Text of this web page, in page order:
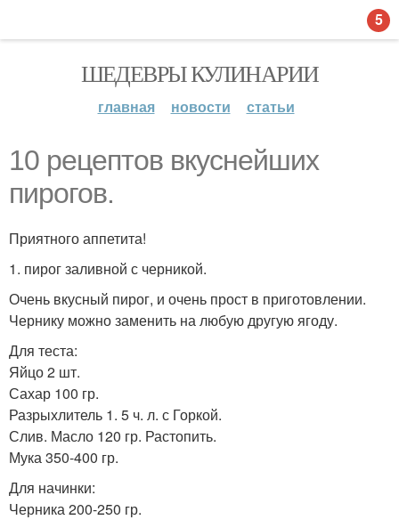
ШЕДЕВРЫ КУЛИНАРИИ
главная новости статьи
10 рецептов вкуснейших
пирогов.
Приятного аппетита!
1. пирог заливной с черникой.
Очень вкусный пирог, и очень прост в приготовлении.
Чернику можно заменить на любую другую ягоду.
Для теста:
Яйцо 2 шт.
Сахар 100 гр.
Разрыхлитель 1. 5 ч. л. с Горкой.
Слив. Масло 120 гр. Растопить.
Мука 350-400 гр.
Для начинки:
Черника 200-250 гр.
5